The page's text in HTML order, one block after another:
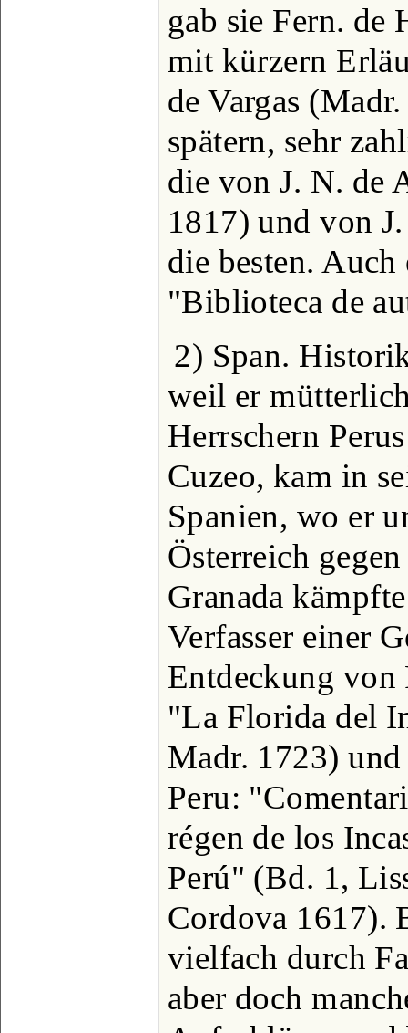
gab sie Fern. de
mit kürzern
de Vargas
spätern, sehr
die von J. N. de
1817) und von
die besten.
"Biblioteca de
2) Span.
weil er
Herrschern
Cuzeo, kam in
Spanien, wo er
Österreich
Granada
Verfasser einer
Entdeckung
"La Florida del
Madr. 1723)
Peru:
régen de los
Perú" (Bd. 1,
Cordova 1617).
vielfach durch
aber doch